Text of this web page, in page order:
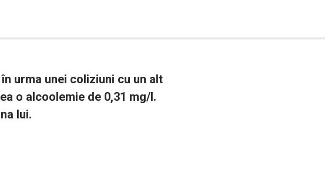
urma unei coliziuni cu un alt
o alcoolemie de 0,31 mg/l.
lui.